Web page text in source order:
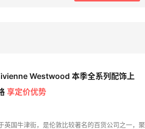
Westwood 本季全系列配饰上
享定价优势
国牛津街，是伦敦比较著名的百货公司之一，聚
TOTEME、ZIMMERMAN 等